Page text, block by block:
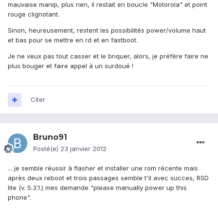
mauvaise manip, plus rien, il restait en boucle "Motorola" et point
rouge clignotant.
Sinon, heureusement, restent les possibilités power/volume haut
et bas pour se mettre en rd et en fastboot.
Je ne veux pas tout casser et le briquer, alors, je préfère faire ne
plus bouger et faire appel à un surdoué !
Citer
Bruno91
Posté(e) 23 janvier 2012
... je semble réussir à flasher et installer une rom récente mais
après deux reboot et trois passages semble t'il avec succes, RSD
lite (v. 5.3.1.) mes demande "please manually power up this
phone".